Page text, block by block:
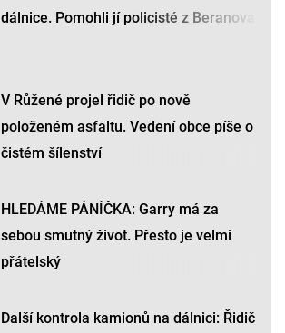
dálnice. Pomohli jí policisté z Beranova
V Růžené projel řidič po nově
položeném asfaltu. Vedení obce píše o
čistém šílenství
HLEDÁME PÁNÍČKA: Garry má za
sebou smutný život. Přesto je velmi
přátelský
Další kontrola kamionů na dálnici: Řidič